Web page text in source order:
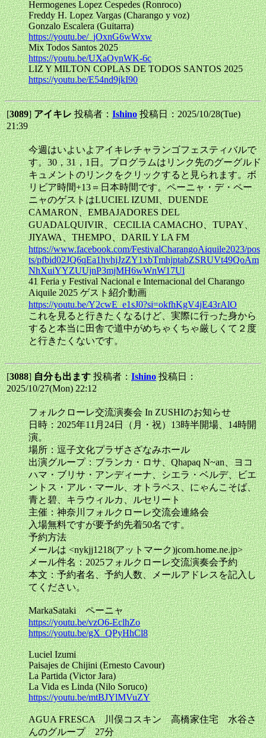
Hermogenes Lopez Cespedes (Ronroco)
Freddy H. Lopez Vargas (Charango y voz)
Gonzalo Escalera (Guitarra)
https://youtu.be/_jOxnG6wWxw
Mix Todos Santos 2025
https://youtu.be/UXaOynWK-6c
LIZ Y MILTON COPLAS DE TODOS SANTOS 2025
https://youtu.be/E54nd9jkI90
[3089]アイキレ投稿者：Ishino 投稿日：2025/10/28(Tue)
21:39
今週はいよいよアイキレチャランゴフェスティバルで
す。30，31，1日。プログラムはリンク先のグーグルド
キュメントのリンクをクリックすると見られます。ボ
リビア時間+13＝日本時間です。ペーニャ・デ・ペー
ニャのゲストはLUCIEL IZUMI、DUENDE
CAMARON、EMBAJADORES DEL
GUADALQUIVIR、CECILIA CAMACHO、TUPAY、
JIYAWA、THEMPO、DARIL Y LA FM
https://www.facebook.com/FestivalCharangoAiquile2023/pos
ts/pfbid02JQ6qEa1hvhjJzZY1xbTmhjptabZSRUVt49QoAm
NhXuiYYZUUjnP3mjMH6wWnW17Ul
41 Feria y Festival Nacional e Internacional del Charango
Aiquile 2025 ゲスト紹介動画
https://youtu.be/Y2cwE_e1sJ0?si=okfhKgV4jE43rAlO
これを見ると行きたくなるけど、実際に行った身から
すると本当に田舎で道中がめちゃくちゃ厳しくて２度
と行きたくないです。
[3088]自分も出ます投稿者：Ishino 投稿日：
2025/10/27(Mon) 22:12
フォルクローレ交流演奏会 In ZUSHIのお知らせ
日時：2025年11月24日（月・祝）13時半開場、14時開
演。
場所：逗子文化プラザさざなみホール
出演グループ：ブランカ・ロサ、Qhapaq N~an、ヨコ
ハマ・ブリサ・アンディーナ、シエラ・ベルデ、ビエ
ントス・アル・マール、オトラベス、にゃんこそば、
青と碧、キラウィルカ、ルセリート
主催：神奈川フォルクローレ交流会連絡会
入場無料ですが要予約先着50名です。
予約方法
メールは <nykjj1218(アットマーク)jcom.home.ne.jp>
メール件名：2025フォルクローレ交流演奏会予約
本文：予約者名、予約人数、メールアドレスを記入し
てください。
MarkaSataki ペーニャ
https://youtu.be/vzO6-EclhZo
https://youtu.be/gX_QPyHhCl8
Luciel Izumi
Paisajes de Chijini (Ernesto Cavour)
La Partida (Victor Jara)
La Vida es Linda (Nilo Soruco)
https://youtu.be/mtBJYlMVuZY
AGUA FRESCA 川俣コスキン 高橋家住宅 水谷さ
んのグループ 27分